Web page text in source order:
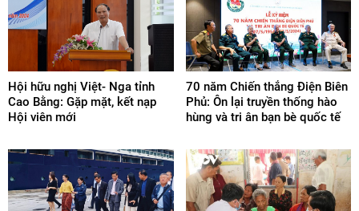
Hội hữu nghị Việt- Nga tỉnh
Cao Bằng: Gặp mặt, kết nạp
Hội viên mới
70 năm Chiến thắng Điện Biên
Phủ: Ôn lại truyền thống hào
hùng và tri ân bạn bè quốc tế